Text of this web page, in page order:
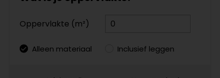
Oppervlakte (m²)
Alleen materiaal Inclusief leggen